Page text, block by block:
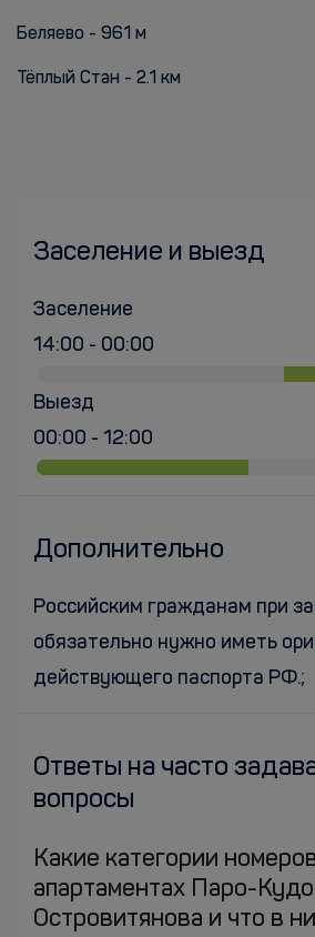
Беляево - 961 м
Тёплый Стан - 2.1 км
Заселение и выезд
Заселение
14:00 - 00:00
Выезд
00:00 - 12:00
Дополнительно
Российским гражданам при
обязательно нужно иметь
действующего паспорта РФ.;
Ответы на часто
вопросы
Какие категории
апартаментах Паро-
Островитянова и что в